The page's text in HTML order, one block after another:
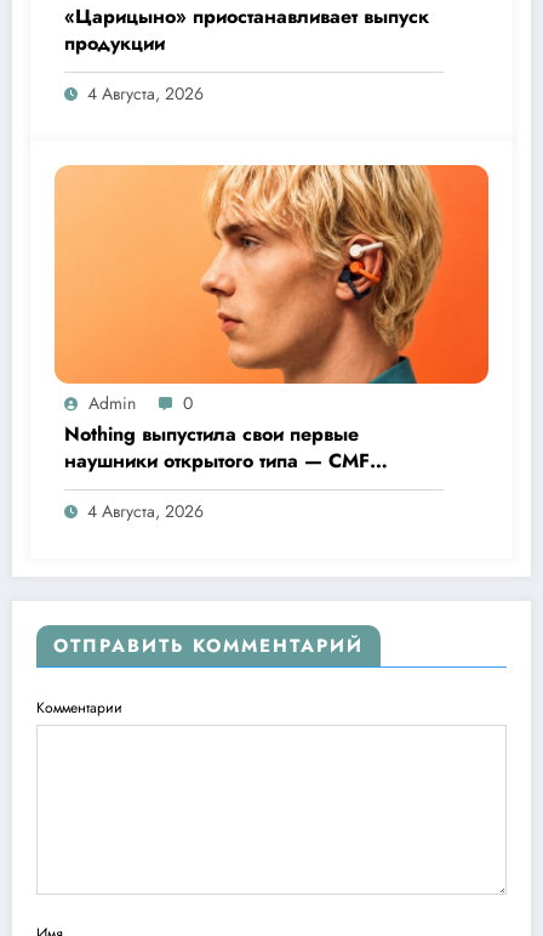
«Царицыно» приостанавливает выпуск
продукции
4 Августа, 2026
Admin 0
Nothing выпустила свои первые
наушники открытого типа — CMF
Clip Pro
4 Августа, 2026
ОТПРАВИТЬ КОММЕНТАРИЙ
Комментарии